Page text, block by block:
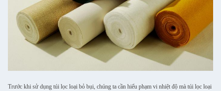
Trước khi sử dụng túi lọc loại bỏ bụi, chúng ta cần hiểu phạm vi nhiệt độ mà túi lọc loại